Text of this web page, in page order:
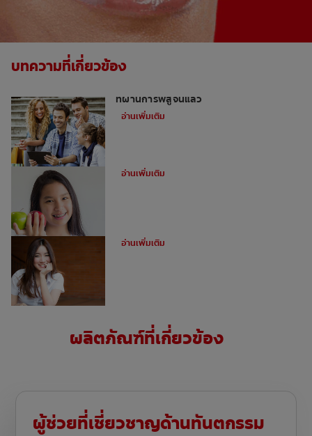
บทความที่เกี่ยวข้อง
ที่ผ่านการพิสูจน์แล้ว
อ่านเพิ่มเติม
อ่านเพิ่มเติม
อ่านเพิ่มเติม
ผลิตภัณฑ์ที่เกี่ยวข้อง
ผู้ช่วยที่เชี่ยวชาญด้านทันตกรรม